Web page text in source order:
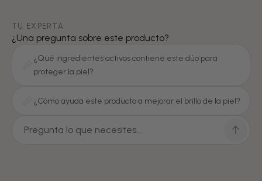
TU EXPERTA
¿Una pregunta sobre este producto?
¿Qué ingredientes activos contiene este dúo para
proteger la piel?
¿Cómo ayuda este producto a mejorar el brillo de la piel?